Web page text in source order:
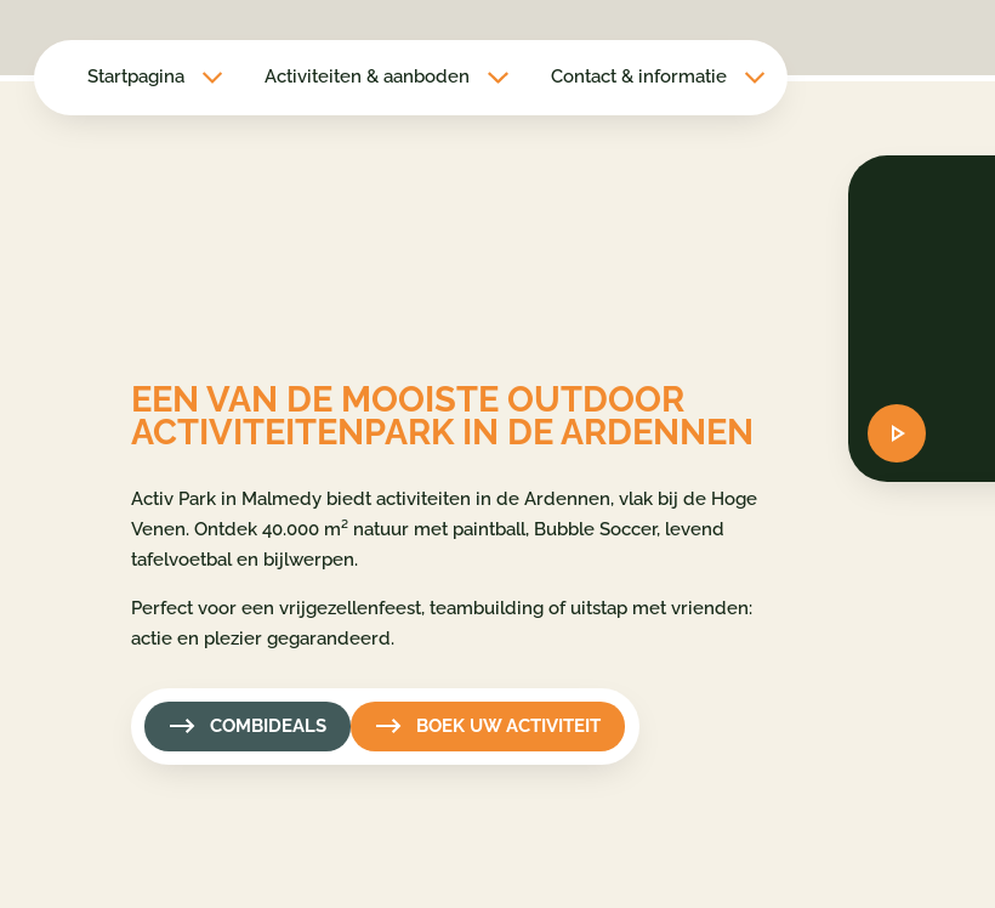
Startpagina Activiteiten & aanboden Contact & informatie
EEN VAN DE MOOISTE OUTDOOR
ACTIVITEITENPARK IN DE ARDENNEN
Activ Park in Malmedy biedt activiteiten in de Ardennen, vlak bij de Hoge
Venen. Ontdek 40.000 m² natuur met paintball, Bubble Soccer, levend
tafelvoetbal en bijlwerpen.
Perfect voor een vrijgezellenfeest, teambuilding of uitstap met vrienden:
actie en plezier gegarandeerd.
COMBIDEALS BOEK UW ACTIVITEIT